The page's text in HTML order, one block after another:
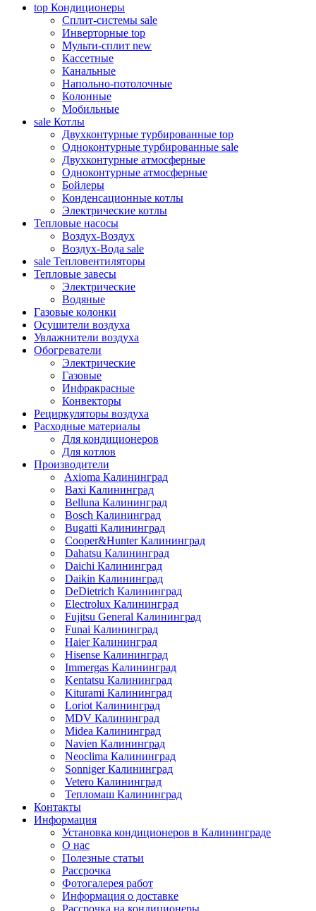
top Кондиционеры
Сплит-системы sale
Инверторные top
Мульти-сплит new
Кассетные
Канальные
Напольно-потолочные
Колонные
Мобильные
sale Котлы
Двухконтурные турбированные top
Одноконтурные турбированные sale
Двухконтурные атмосферные
Одноконтурные атмосферные
Бойлеры
Конденсационные котлы
Электрические котлы
Тепловые насосы
Воздух-Воздух
Воздух-Вода sale
sale Тепловентиляторы
Тепловые завесы
Электрические
Водяные
Газовые колонки
Осушители воздуха
Увлажнители воздуха
Обогреватели
Электрические
Газовые
Инфракрасные
Конвекторы
Рециркуляторы воздуха
Расходные материалы
Для кондиционеров
Для котлов
Производители
Axioma Калининград
Baxi Калининград
Belluna Калининград
Bosch Калининград
Bugatti Калининград
Cooper&Hunter Калининград
Dahatsu Калининград
Daichi Калининград
Daikin Калининград
DeDietrich Калининград
Electrolux Калининград
Fujitsu General Калининград
Funai Калининград
Haier Калининград
Hisense Калининград
Immergas Калининград
Kentatsu Калининград
Kiturami Калининград
Loriot Калининград
MDV Калининград
Midea Калининград
Navien Калининград
Neoclima Калининград
Sonniger Калининград
Vetero Калининград
Тепломаш Калининград
Контакты
Информация
Установка кондиционеров в Калининграде
О нас
Полезные статьи
Рассрочка
Фотогалерея работ
Информация о доставке
Рассрочка на кондиционеры